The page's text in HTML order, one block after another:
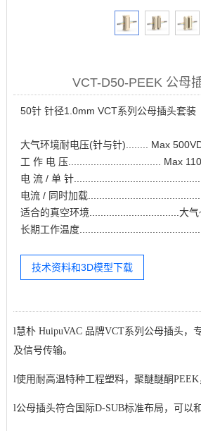
VCT-D50-PEEK 公母
50针 针径1.0mm VCT系列公母插头套装
大气环境耐电压(针与针)........ Max
工 作 电 压................................. Max
电 流 / 单 针
电流 / 同时加载
适合的真空环境................................大
长期工作温度
技术资料和3D模型下载
l慧朴 HuipuVAC 品牌VCT系列公母插头，
及信号传输。
l使用耐高温特种工程塑料，聚醚醚酮PEEK
l公母插头符合国际D-SUB标准布局，可以